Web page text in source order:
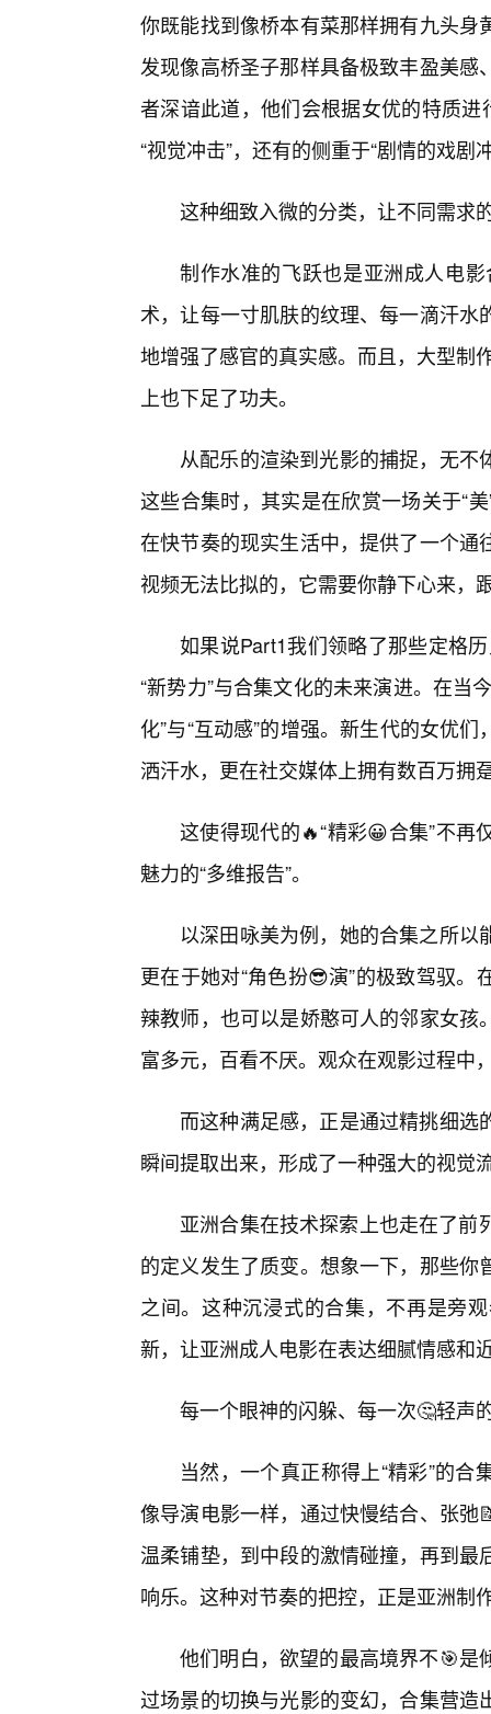
你既能找到像桥本有菜那样拥有九头
发现像高桥圣子那样具备极致丰盈美
者深谙此道，他们会根据女优的特质
“视觉冲击”，还有的侧重于“剧情的戏剧
这种细致入微的分类，让不同需求
制作水准的飞跃也是亚洲成人电
术，让每一寸肌肤的纹理、每一滴汗
地增强了感官的真实感。而且，大型制
上也下足了功夫。
从配乐的渲染到光影的捕捉，无
这些合集时，其实是在欣赏一场关于“
在快节奏的现实生活中，提供了一个
视频无法比拟的，它需要你静下心来，
如果说Part1我们领略了那些定格
“新势力”与合集文化的未来演进。在当
化”与“互动感”的增强。新生代的女优
洒汗水，更在社交媒体上拥有数百万拥
这使得现代的🔥“精彩😀合集”不
魅力的“多维报告”。
以深田咏美为例，她的合集之所
更在于她对“角色扮😎演”的极致驾驭
辣教师，也可以是娇憨可人的邻家女
富多元，百看不厌。观众在观影过程中
而这种满足感，正是通过精挑细
瞬间提取出来，形成了一种强大的视觉
亚洲合集在技术探索上也走在了前
的定义发生了质变。想象一下，那些
之间。这种沉浸式的合集，不再是旁
新，让亚洲成人电影在表达细腻情感和
每一个眼神的闪躲、每一次🤔轻声
当然，一个真正称得上“精彩”的
像导演电影一样，通过快慢结合、张
温柔铺垫，到中段的激情碰撞，再到
响乐。这种对节奏的把控，正是亚洲制
他们明白，欲望的最高境界不🎯是
过场景的切换与光影的变幻，合集营